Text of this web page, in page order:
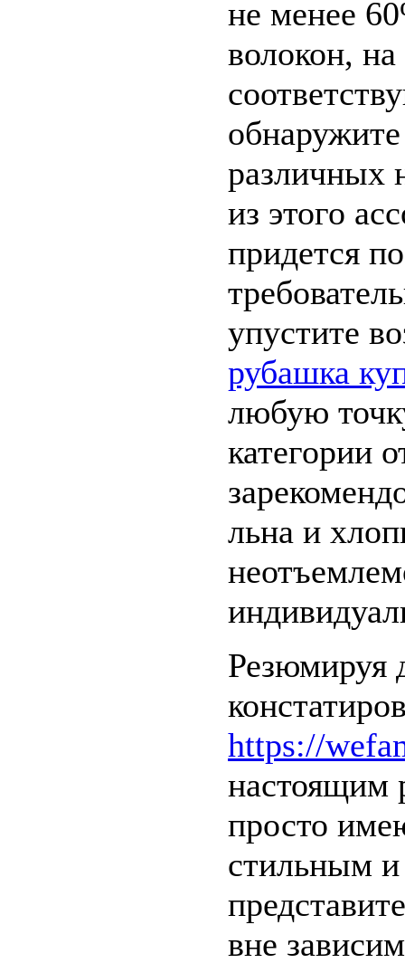
не менее
волокон,
обнаружите
различных
из этого
придется
упустите
рубашка
любую
категории
льна и
Резюмируя
https://
настоящим
просто
стильным
вне